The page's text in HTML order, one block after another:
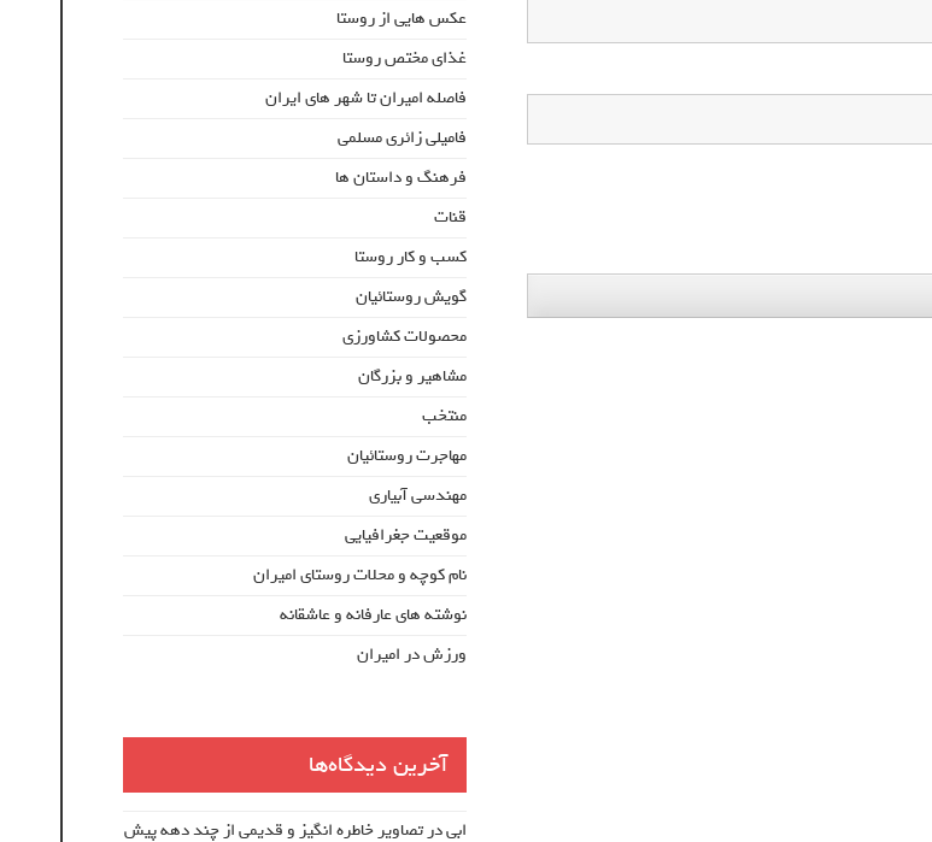
عکس هایی از روستا
غذای مختص روستا
فاصله امیران تا شهر های ایران
فامیلی زائری مسلمی
فرهنگ و داستان ها
قنات
کسب و کار روستا
گویش روستائیان
محصولات کشاورزی
مشاهیر و بزرگان
منتخب
مهاجرت روستائیان
مهندسی آبیاری
موقعیت جغرافیایی
نام کوچه و محلات روستای امیران
نوشته های عارفانه و عاشقانه
ورزش در امیران
آخرین دیدگاه‌ها
ابیدرتصاویر خاطره انگیز و قدیمی از چند دهه پیش